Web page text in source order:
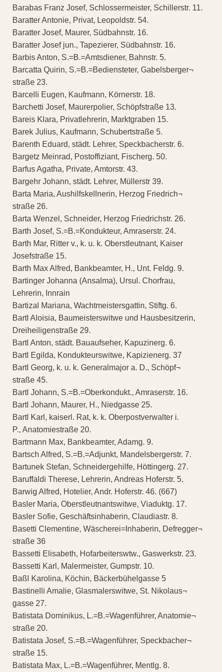
Barabas Franz Josef, Schlossermeister, Schillerstr. 11.
Baratter Antonie, Privat, Leopoldstr. 54.
Baratter Josef, Maurer, Südbahnstr. 16.
Baratter Josef jun., Tapezierer, Südbahnstr. 16.
Barbis Anton, S.=B.=Amtsdiener, Bahnstr. 5.
Barcatta Quirin, S.=B.=Bediensteter, Gabelsberger¬
straße 23.
Barcelli Eugen, Kaufmann, Körnerstr. 18.
Barchetti Josef, Maurerpolier, Schöpfstraße 13.
Bareis Klara, Privatlehrerin, Marktgraben 15.
Barek Julius, Kaufmann, Schubertstraße 5.
Barenth Eduard, städt. Lehrer, Speckbacherstr. 6.
Bargetz Meinrad, Postoffiziant, Fischerg. 50.
Barfus Agatha, Private, Amtorstr. 43.
Bargehr Johann, städt. Lehrer, Müllerstr 39.
Barta Maria, Aushilfskellnerin, Herzog Friedrich¬
straße 26.
Barta Wenzel, Schneider, Herzog Friedrichstr. 26.
Barth Josef, S.=B.=Kondukteur, Amraserstr. 24.
Barth Mar, Ritter v., k. u. k. Oberstleutnant, Kaiser
Josefstraße 15.
Barth Max Alfred, Bankbeamter, H., Unt. Feldg. 9.
Bartinger Johanna (Ansalma), Ursul. Chorfrau,
Lehrerin, Innrain
Bartizal Mariana, Wachtmeistersgattin, Stiftg. 6.
Bartl Aloisia, Baumeisterswitwe und Hausbesitzerin,
Dreiheiligenstraße 29.
Bartl Anton, städt. Bauaufseher, Kapuzinerg. 6.
Bartl Egilda, Kondukteurswitwe, Kapizienerg. 37
Bartl Georg, k. u. k. Generalmajor a. D., Schöpf¬
straße 45.
Bartl Johann, S.=B.=Oberkondukt., Amraserstr. 16.
Bartl Johann, Maurer, H., Niedgasse 25.
Bartl Karl, kaiserl. Rat, k. k. Oberpostverwalter i.
P., Anatomiestraße 20.
Bartmann Max, Bankbeamter, Adamg. 9.
Bartsch Alfred, S.=B.=Adjunkt, Mandelsbergerstr. 7.
Bartunek Stefan, Schneidergehilfe, Höttingerg. 27.
Baruffaldi Therese, Lehrerin, Andreas Hoferstr. 5.
Barwig Alfred, Hotelier, Andr. Hoferstr. 46. (667)
Basler Maria, Oberstleutnantswitwe, Viaduktg. 17.
Basler Sofie, Geschäftsinhaberin, Claudiastr. 8.
Basetti Clementine, Wäscherei=Inhaberin, Defregger¬
straße 36
Bassetti Elisabeth, Hofarbeiterswtw., Gaswerkstr. 23.
Bassetti Karl, Malermeister, Gumpstr. 10.
Baßl Karolina, Köchin, Bäckerbühelgasse 5
Bastinelli Amalie, Glasmalerswitwe, St. Nikolaus¬
gasse 27.
Batistata Dominikus, L.=B.=Wagenführer, Anatomie¬
straße 20.
Batistata Josef, S.=B.=Wagenführer, Speckbacher¬
straße 15.
Batistata Max, L.=B.=Wagenführer, Mentlg. 8.